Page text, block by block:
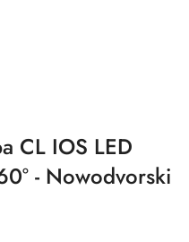
CL IOS LED
- Nowodvorski